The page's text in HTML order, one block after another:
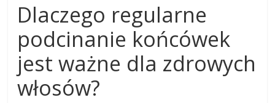
Dlaczego regularne
podcinanie końcówek
jest ważne dla zdrowych
włosów?